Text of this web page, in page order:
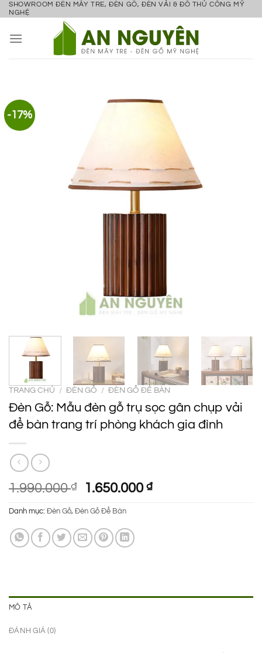
Bỏ
nội
SHOWROOM ĐÈN MÂY TRE, ĐÈN GỖ, ĐÈN VẢI & ĐỒ THỦ CÔNG MỸ
NGHỆ
-17%
TRANG CHỦ / ĐÈN GỖ / ĐÈN GỖ ĐỂ BÀN
Đèn Gỗ: Mẫu đèn gỗ trụ sọc gân chụp vải
để bàn trang trí phòng khách gia đình
1.990.000₫
Giá
gốc
là:
1.990.000 ₫.
1.650.000₫Giá
hiện
Danh mục: Đèn Gỗ, Đèn Gỗ Để Bàn
MÔ TẢ
ĐÁNH GIÁ (0)